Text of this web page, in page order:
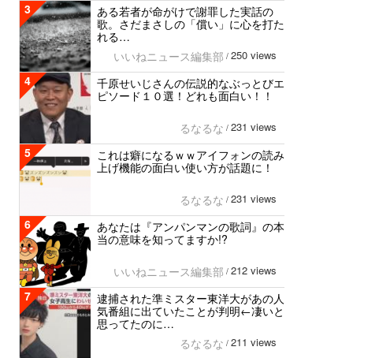
3
ある若者が命がけで謝罪した実話の
歌。さだまさしの「償い」に心を打た
れる…
いいねニュース編集部 / 250 views
4
千原せいじさんの伝説的なぶっとびエ
ピソード１０選！どれも面白い！！
るなるな / 231 views
5
これは癖になるｗｗアイフォンの読み
上げ機能の面白い使い方が話題に！
るなるな / 231 views
6
あなたは『アンパンマンの歌詞』の本
当の意味を知ってますか!?
いいねニュース編集部 / 212 views
7
逮捕された準ミスター東洋大があの人
気番組に出ていたことが判明←凄いと
思ってたのに…
るなるな / 211 views